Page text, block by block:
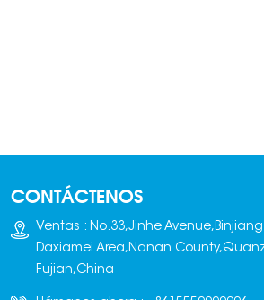
CONTÁCTENOS
Ventas : No.33,Jinhe
Daxiamei Area,Nanan
Fujian,China